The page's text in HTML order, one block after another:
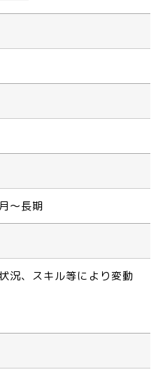
～長期
況、スキル等により変動